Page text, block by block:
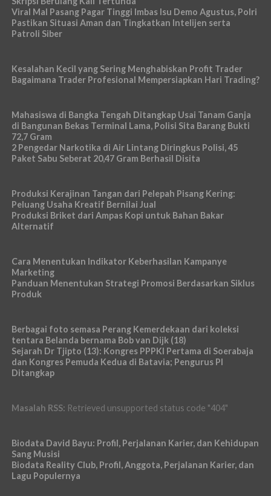
Viral Mal Pasang Pagar Tinggi Imbas Isu Demo Agustus, Polri
Pastikan Situasi Aman dan Tingkatkan Intelijen serta
Patroli Siber
Kesalahan Kecil yang Sering Menghabiskan Profit Trader
Bagaimana Trader Profesional Mempersiapkan Hari Trading?
Mahasiswa di Bangka Tengah Ditangkap Usai Tanam Ganja
di Bangunan Bekas Terminal Lama, Polisi Sita Barang Bukti
72,7 Gram
2 Pengedar Narkotika di Air Lintang Diringkus Polisi, 45
Paket Sabu Seberat 20,47 Gram Berhasil Disita
Produksi Kerajinan Tangan dari Pelepah Pisang Kering:
Peluang Usaha Kreatif Bernilai Jual
Produksi Briket dari Ampas Kopi untuk Bahan Bakar
Alternatif
Cara Menentukan Indikator Keberhasilan Kampanye
Marketing
Panduan Menentukan Strategi Promosi Berdasarkan Siklus
Produk
Berbagai foto semasa Perang Kemerdekaan dari koleksi
tentara Belanda bernama Bob van Dijk (18)
Sejarah Dr Tjipto (13): Kongres PPPKI Pertama di Soerabaja
dan Kongres Pemuda Kedua di Batavia; Pengurus PI
Ditangkap
Masalah RSS: Retrieved unsupported status code "404"
Biodata David Bayu: Profil, Perjalanan Karier, dan Kehidupan
Sang Musisi
Biodata Reality Club, Profil, Anggota, Perjalanan Karier, dan
Lagu Populernya